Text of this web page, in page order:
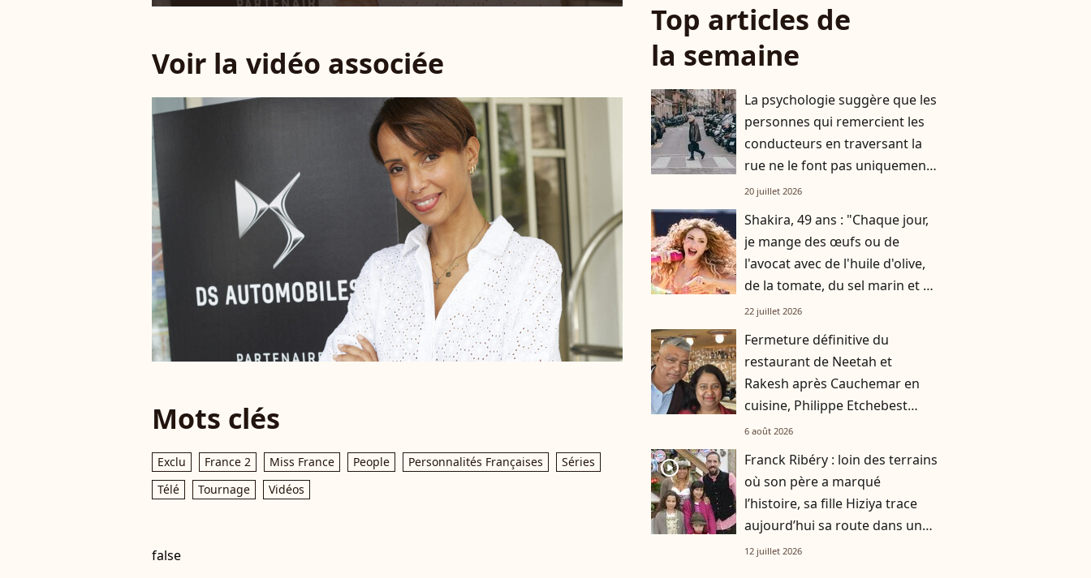
Voir la vidéo associée
Mots clés
Exclu France 2 Miss France People Personnalités Françaises
Séries
Télé
Tournage Vidéos
false
Top articles de
la semaine
La psychologie suggère que les
personnes qui remercient les
conducteurs en traversant la
rue ne le font pas uniquement
par gratitude
20 juillet 2026
Shakira, 49 ans : "Chaque jour,
je mange des œufs ou de
l'avocat avec de l'huile d'olive,
de la tomate, du sel marin et un
smoothie"
22 juillet 2026
Fermeture définitive du
restaurant de Neetah et
Rakesh après Cauchemar en
cuisine, Philippe Etchebest
pensait les avoir sauvés
6 août 2026
player2
Franck Ribéry : loin des terrains
où son père a marqué
l’histoire, sa fille Hiziya trace
aujourd’hui sa route dans un
tout autre univers
12 juillet 2026